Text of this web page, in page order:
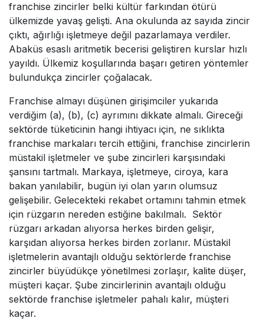
franchise zincirler belki kültür farkından ötürü
ülkemizde yavaş gelişti. Ana okulunda az sayıda zincir
çıktı, ağırlığı işletmeye değil pazarlamaya verdiler.
Abaküs esaslı aritmetik becerisi geliştiren kurslar hızlı
yayıldı. Ülkemiz koşullarında başarı getiren yöntemler
bulundukça zincirler çoğalacak.
Franchise almayı düşünen girişimciler yukarıda
verdiğim (a), (b), (c) ayrımını dikkate almalı. Gireceği
sektörde tüketicinin hangi ihtiyacı için, ne sıklıkta
franchise markaları tercih ettiğini, franchise zincirlerin
müstakil işletmeler ve şube zincirleri karşısındaki
şansını tartmalı. Markaya, işletmeye, ciroya, kara
bakan yanılabilir, bugün iyi olan yarın olumsuz
gelişebilir. Gelecekteki rekabet ortamını tahmin etmek
için rüzgarın nereden estiğine bakılmalı. Sektör
rüzgarı arkadan alıyorsa herkes birden gelişir,
karşıdan alıyorsa herkes birden zorlanır. Müstakil
işletmelerin avantajlı olduğu sektörlerde franchise
zincirler büyüdükçe yönetilmesi zorlaşır, kalite düşer,
müşteri kaçar. Şube zincirlerinin avantajlı olduğu
sektörde franchise işletmeler pahalı kalır, müşteri
kaçar.